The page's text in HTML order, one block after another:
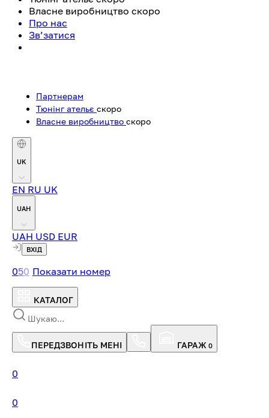
Власне виробництво скоро
Про нас
Зв’затися
Партнерам
Тюнінг ательє скоро
Власне виробництво скоро
UK
EN RU UK
UAH
UAH USD EUR
ВХІД
050 Показати номер
КАТАЛОГ
ПЕРЕДЗВОНІТЬ МЕНІ ГАРАЖ 0
0
0